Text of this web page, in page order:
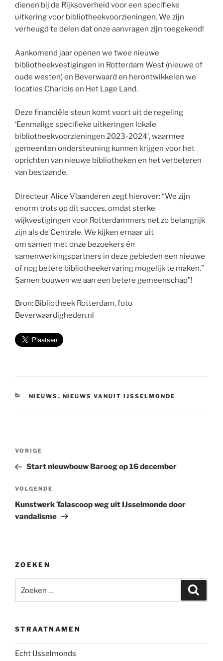
dienen bij de Rijksoverheid voor een specifieke
uitkering voor bibliotheekvoorzieningen. We zijn
verheugd te delen dat onze aanvragen zijn toegekend!
Aankomend jaar openen we twee nieuwe
bibliotheekvestigingen in Rotterdam West (nieuwe of
oude westen) en Beverwaard en herontwikkelen we
locaties Charlois en Het Lage Land.
Deze financiële steun komt voort uit de regeling
‘Eenmalige specifieke uitkeringen lokale
bibliotheekvoorzieningen 2023-2024’, waarmee
gemeenten ondersteuning kunnen krijgen voor het
oprichten van nieuwe bibliotheken en het verbeteren
van bestaande.
Directeur Alice Vlaanderen zegt hierover: “We zijn
enorm trots op dit succes, omdat sterke
wijkvestigingen voor Rotterdammers net zo belangrijk
zijn als de Centrale. We kijken ernaar uit
om samen met onze bezoekers én
samenwerkingspartners in deze gebieden een nieuwe
of nog betere bibliotheekervaring mogelijk te maken.”
Samen bouwen we aan een betere gemeenschap”!
Bron: Bibliotheek Rotterdam, foto
Beverwaardigheden.nl
CATEGORIEËN
NIEUWS , NIEUWS VANUIT IJSSELMONDE
Bericht
Vorig
bericht
VORIGE
Start nieuwbouw Baroeg op 16 december
Volgend
bericht
VOLGENDE
Kunstwerk Talascoop weg uit IJsselmonde door
vandalisme
ZOEKEN
naar:
STRAATNAMEN
Echt IJsselmonds